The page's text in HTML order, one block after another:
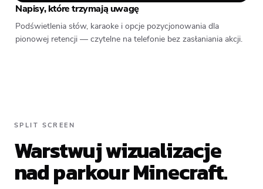
Napisy, które trzymają uwagę
Podświetlenia słów, karaoke i opcje pozycjonowania dla
pionowej retencji — czytelne na telefonie bez zasłaniania akcji.
SPLIT SCREEN
Warstwuj wizualizacje
nad parkour Minecraft.